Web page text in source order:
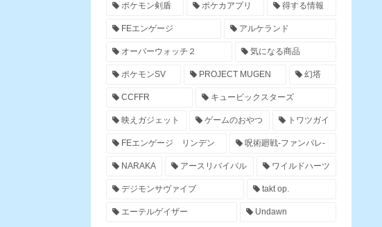
ポケモン剣盾 ポケカアプリ 得する情報
FEエンゲージ アルケランド
オーバーウォッチ２ 気になる商品
ポケモンSV PROJECT MUGEN 幻塔
CCFFR キュービックスターズ
映えガジェット ゲームのおやつ トワツガイ
FEエンゲージ リンデン 呪術廻戦-ファンパレ-
NARAKA アースリバイバル ワイルドハーツ
デジモンサヴァイブ takt op.
エーテルゲイザー Undawn